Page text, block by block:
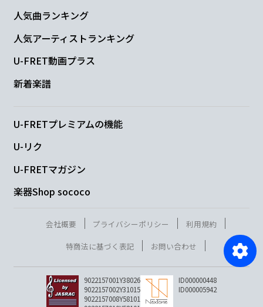
人気曲ランキング
人気アーティストランキング
U-FRET動画プラス
新着楽譜
U-FRETプレミアムの機能
U-リク
U-FRETマガジン
楽器Shop sococo
会社概要 プライバシーポリシー
利用規約
特商法に基づく表記
お問い合わせ
9022157001Y38026
9022157002Y31015
9022157008Y58101
ID000000448
ID000005942